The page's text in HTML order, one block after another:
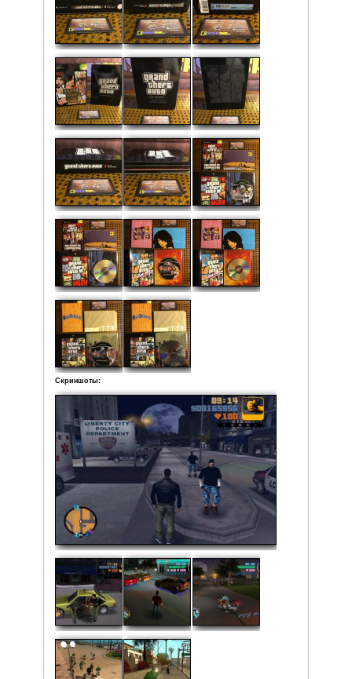
использовать оружие и драться врукопашную.
использовать множество разнообразных средств
автомобили, мотоциклы, мопеды, квадроциклы,
самолёты, вертолёты, суда на воздушной
реактивный ранец.
Издатель: Rockstar Games
Дата выпуска: 2004
Регион: PAL
Жанр: Action-adventure / Открытый мир
Кол-во игроков: 1-2
Состояние: Идеальное (рабочая поверхность диска без
Локализация: Английская версия
Комплектация: Полная + Карта
Рейтинг:
Средняя:5 (1оценка)
Фото: